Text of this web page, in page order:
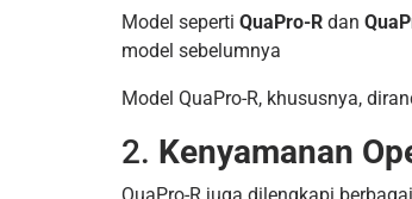
Model seperti QuaPro-R dan
model sebelumnya
Model QuaPro-R, khususnya,
2. Kenyamanan